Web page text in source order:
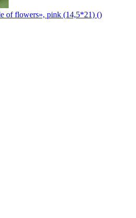
of flowers», pink (14,5*21) ()